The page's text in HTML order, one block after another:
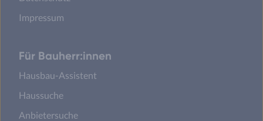
Impressum
Für Bauherr:innen
Hausbau-Assistent
Haussuche
Anbietersuche